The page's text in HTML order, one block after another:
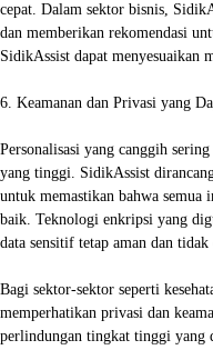
cepat. Dalam sektor bisnis,
dan memberikan rekomendasi
SidikAssist dapat menyesuaikan
6. Keamanan dan Privasi yang
Personalisasi yang canggih
yang tinggi. SidikAssist
untuk memastikan bahwa
baik. Teknologi enkripsi yang
data sensitif tetap aman dan
Bagi sektor-sektor seperti
memperhatikan privasi dan
perlindungan tingkat tinggi yang